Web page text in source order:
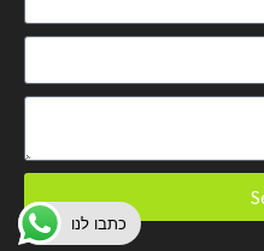
כתבו לנו